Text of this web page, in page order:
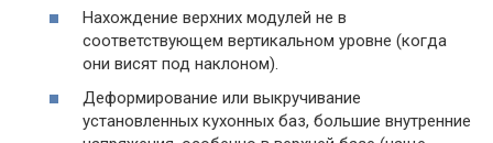
Нахождение верхних модулей не в
соответствующем вертикальном уровне (когда
они висят под наклоном).
Деформирование или выкручивание
установленных кухонных баз, большие внутренние